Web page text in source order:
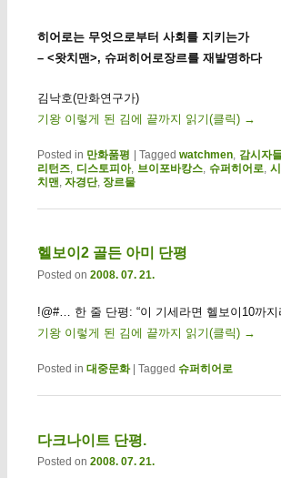
히어로는 무엇으로부터 사회를 지키는가
– <왓치맨>, 슈퍼히어로장르를 재발명하다
김낙호(만화연구가)
기왕 이렇게 된 김에 끝까지 읽기(클릭) →
Posted in 만화품평 |Tagged watchmen, 감시자
리턴즈, 디스토피아, 브이포바캉스, 슈퍼히어로,
치맨, 자경단, 장르물
헬보이2 골든 아미 단평
Posted on 2008. 07. 21.
!@#… 한 줄 단평: “이 기세라면 헬보이10까지
기왕 이렇게 된 김에 끝까지 읽기(클릭) →
Posted in 대중문화 Tagged 슈퍼히어로
다크나이트 단평.
Posted on 2008. 07. 21.